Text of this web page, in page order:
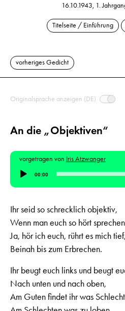
16.10.1943, 1.
Titelseite / Einführung
vorheriges Gedicht
Originalsprache anzeigen (DE)
An die „Objektiven“
vorgetragen von Iris Atzwanger
Audio-
Player
00:00
Ihr seid so schrecklich objektiv,
Wenn man euch so hört sprechen
Ja, hör ich euch, rührt es mich tief,
Beinah bis zum Erbrechen.
Ihr beugt euch links und beugt
Nach unten und nach oben,
Am Guten findet ihr was